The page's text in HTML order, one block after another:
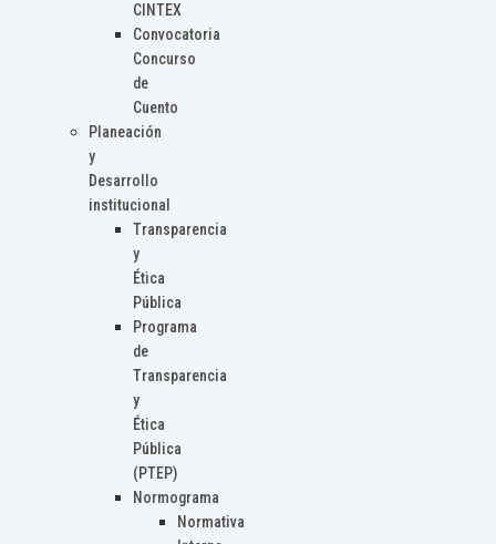
CINTEX
Convocatoria
Concurso
de
Cuento
Planeación
y
Desarrollo
institucional
Transparencia
y
Ética
Pública
Programa
de
Transparencia
y
Ética
Pública
(PTEP)
Normograma
Normativa